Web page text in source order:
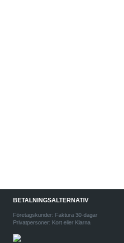
BETALNINGSALTERNATIV
Företagskunder: Faktura 30-dagar
Privatpersoner: Kort eller Klarna